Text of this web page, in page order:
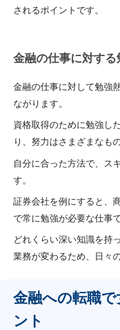
されるポイントです。
金融の仕事に対す
金融の仕事に対して勉強
ながります。
資格取得のために勉強し
り、努力はさまざまなも
自分に合った方法で、ス
す。
証券会社を例にすると、
で常に勉強が必要な仕事で
どれくらい深い知識を持
業務が変わるため、日々
金融への転職
ント